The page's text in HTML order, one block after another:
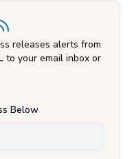
releases alerts from
to your email inbox or
Below